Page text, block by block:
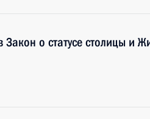
Закон о статусе столицы и